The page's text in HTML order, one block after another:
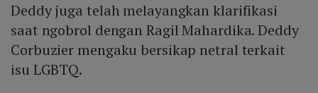
Deddy juga telah melayangkan klarifikasi
saat ngobrol dengan Ragil Mahardika. Deddy
Corbuzier mengaku bersikap netral terkait
isu LGBTQ.